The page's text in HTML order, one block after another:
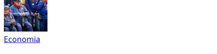
Economia